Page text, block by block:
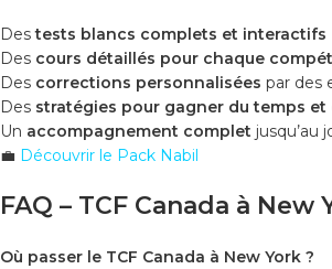
Destests blancs complets et interactifs
Des cours détaillés pour chaque
Des corrections personnalisées par des
Des stratégies pour gagner du temps et
Un accompagnement complet jusqu’au
💼 Découvrir le Pack Nabil
FAQ – TCF Canada à New
Où passer le TCF Canada à New York ?